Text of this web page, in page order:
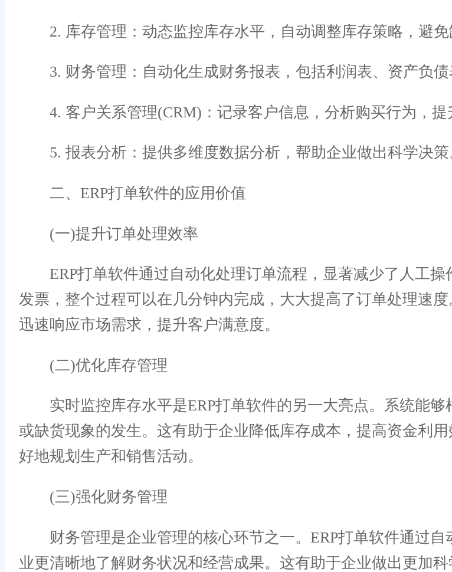
2. 库存管理：动态监控库存水平，自动调整库存策略，避免
3. 财务管理：自动化生成财务报表，包括利润表、资产负债
4. 客户关系管理(CRM)：记录客户信息，分析购买行为，提
5. 报表分析：提供多维度数据分析，帮助企业做出科学决策
二、ERP打单软件的应用价值
(一)提升订单处理效率
ERP打单软件通过自动化处理订单流程，显著减少了人工操
发票，整个过程可以在几分钟内完成，大大提高了订单处理速
迅速响应市场需求，提升客户满意度。
(二)优化库存管理
实时监控库存水平是ERP打单软件的另一大亮点。系统能够
或缺货现象的发生。这有助于企业降低库存成本，提高资金利
好地规划生产和销售活动。
(三)强化财务管理
财务管理是企业管理的核心环节之一。ERP打单软件通过自
业更清晰地了解财务状况和经营成果。这有助于企业做出更加